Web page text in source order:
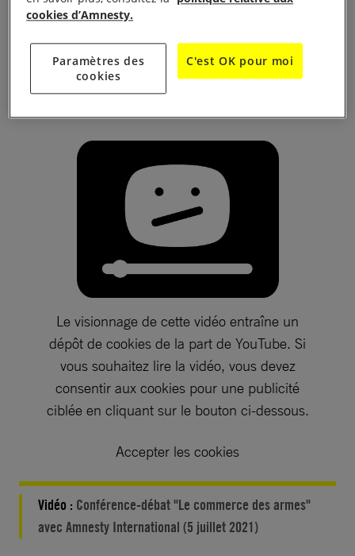
Auvergne – Rhône-Alpes qui a été publiée par
Médiacités.
Le visionnage de cette vidéo entraîne un
dépôt de cookies de la part de YouTube. Si
vous souhaitez lire la vidéo, vous devez
consentir aux cookies pour une publicité
ciblée en cliquant sur le bouton ci-dessous.
Accepter les cookies
Vidéo : Conférence-débat "Le commerce des armes"
avec Amnesty International (5 juillet 2021)
cookies d’Amnesty.
Paramètres des
cookies
C'est OK pour moi